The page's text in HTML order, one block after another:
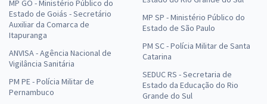
MP GO - Ministério Público do
Estado de Goiás - Secretário
Auxiliar da Comarca de
Itapuranga
ANVISA - Agência Nacional de
Vigilância Sanitária
PM PE - Polícia Militar de
Pernambuco
MP SP - Ministério Público do
Estado de São Paulo
PM SC - Polícia Militar de Santa
Catarina
SEDUC RS - Secretaria de
Estado da Educação do Rio
Grande do Sul